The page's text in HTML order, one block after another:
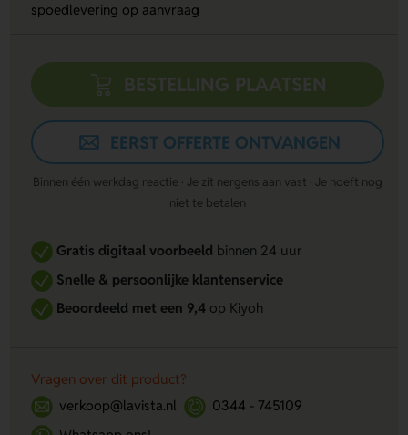
spoedlevering op aanvraag
BESTELLING PLAATSEN
EERST OFFERTE ONTVANGEN
Binnen één werkdag reactie · Je zit nergens aan vast · Je hoeft nog
niet te betalen
Gratis digitaal voorbeeldbinnen 24 uur
Snelle & persoonlijke klantenservice
Beoordeeld met een 9,4op Kiyoh
Vragen over dit product?
verkoop@lavista.nl
0344 - 745109